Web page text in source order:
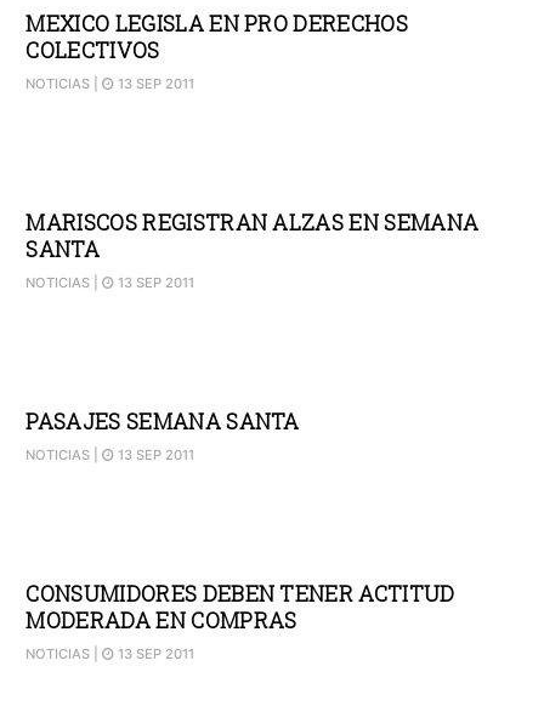
MEXICO LEGISLA EN PRO DERECHOS
COLECTIVOS
NOTICIAS | 13 SEP 2011
MARISCOS REGISTRAN ALZAS EN SEMANA
SANTA
NOTICIAS | 13 SEP 2011
PASAJES SEMANA SANTA
NOTICIAS | 13 SEP 2011
CONSUMIDORES DEBEN TENER ACTITUD
MODERADA EN COMPRAS
NOTICIAS | 13 SEP 2011